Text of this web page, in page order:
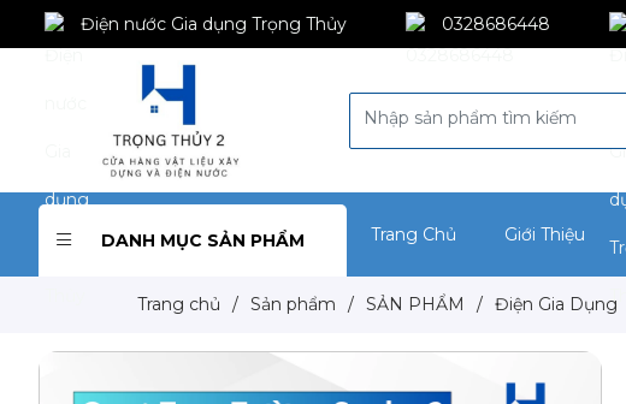
Điện nước Gia dụng Trọng Thủy 0328686448
DANH MỤC SẢN PHẨM Trang Chủ Giới Thiệu
Trang chủ / Sản phẩm / SẢN PHẨM / Điện Gia Dụng